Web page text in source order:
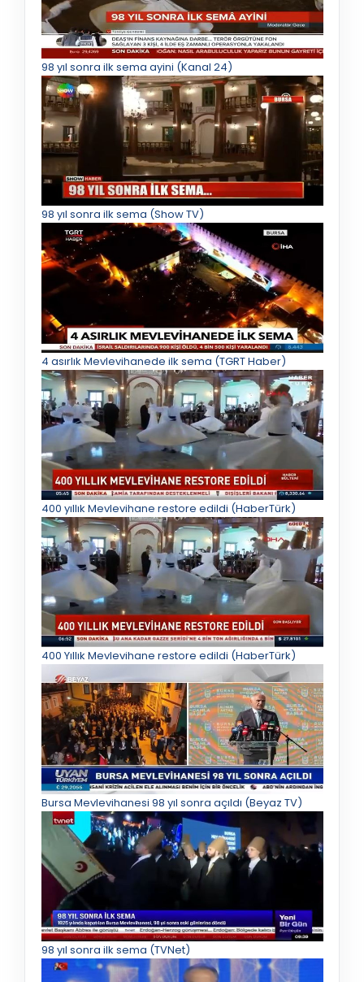
98 yıl sonra ilk sema ayini (Kanal 24)
98 yıl sonra ilk sema (Show TV)
4 asırlık Mevlevihanede ilk sema (TGRT Haber)
400 yıllık Mevlevihane restore edildi (HaberTürk)
400 Yıllık Mevlevihane restore edildi (HaberTürk)
Bursa Mevlevihanesi 98 yıl sonra açıldı (Beyaz TV)
98 yıl sonra ilk sema (TVNet)